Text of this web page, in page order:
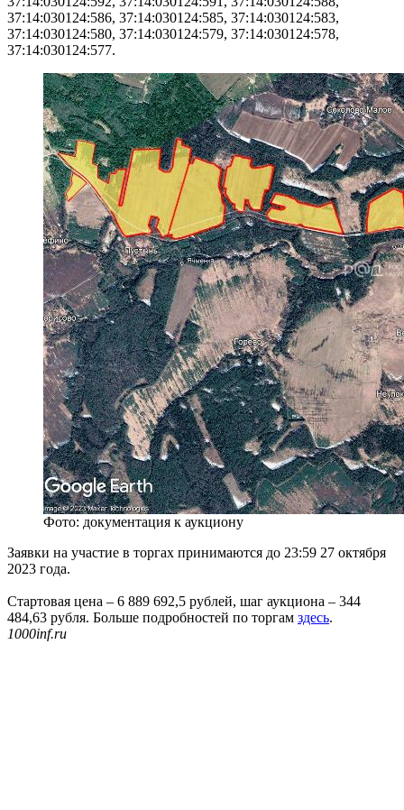
37:14:030124:586, 37:14:030124:585, 37:14:030124:583,
37:14:030124:580, 37:14:030124:579, 37:14:030124:578,
37:14:030124:577.
Фото: документация к аукциону
Заявки на участие в торгах принимаются до 23:59 27 октября
2023 года.
Стартовая цена – 6 889 692,5 рублей, шаг аукциона – 344
484,63 рубля. Больше подробностей по торгам здесь.
1000inf.ru